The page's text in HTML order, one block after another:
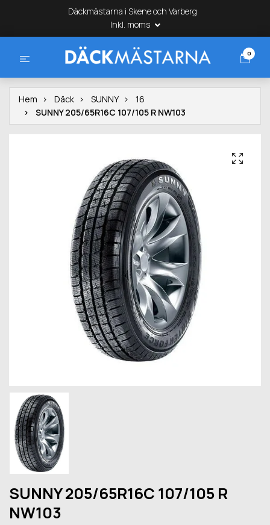
Däckmästarna i Skene och Varberg
Inkl. moms
0
Hem Däck SUNNY
16
SUNNY 205/65R16C 107/105 R NW103
SUNNY 205/65R16C 107/105 R
NW103